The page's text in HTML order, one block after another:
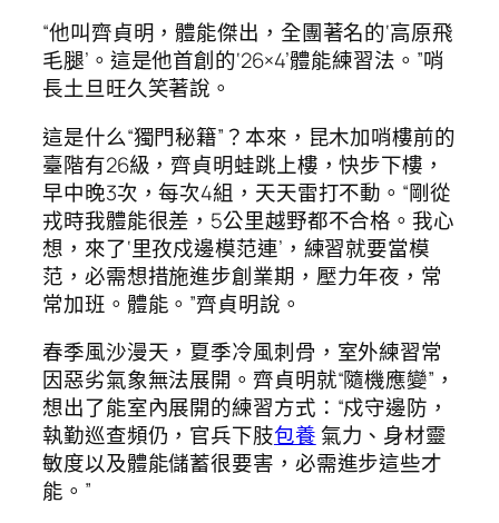
“他叫齊貞明，體能傑出，全團著名的‘高原飛
毛腿’。這是他首創的‘26×4’體能練習法。”哨
長土旦旺久笑著說。
這是什么“獨門秘籍”？本來，昆木加哨樓前的
臺階有26級，齊貞明蛙跳上樓，快步下樓，
早中晚3次，每次4組，天天雷打不動。“剛從
戎時我體能很差，5公里越野都不合格。我心
想，來了‘里孜戍邊模范連’，練習就要當模
范，必需想措施進步創業期，壓力年夜，常
常加班。體能。”齊貞明說。
春季風沙漫天，夏季冷風刺骨，室外練習常
因惡劣氣象無法展開。齊貞明就“隨機應變”，
想出了能室內展開的練習方式：“戍守邊防，
執勤巡查頻仍，官兵下肢包養 氣力、身材靈
敏度以及體能儲蓄很要害，必需進步這些才
能。”